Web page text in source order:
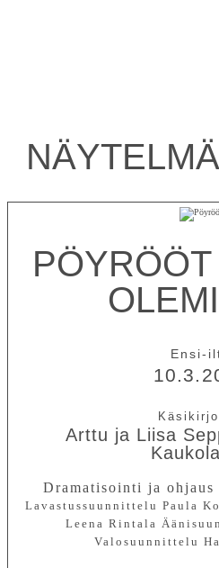
Ensi-
Arttu ja Liisa
Dramatisointi ja ohjaus
Lavastussuunnittelu Paula
Leena Rintala
Valosuunnittelu